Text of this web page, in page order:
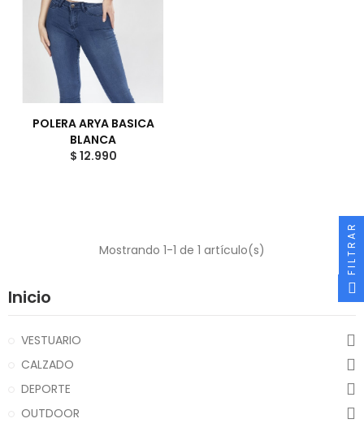
POLERA ARYA BASICA
BLANCA
$ 12.990
Mostrando 1-1 de 1 artículo(s)
Inicio
VESTUARIO
CALZADO
DEPORTE
OUTDOOR
FILTRAR